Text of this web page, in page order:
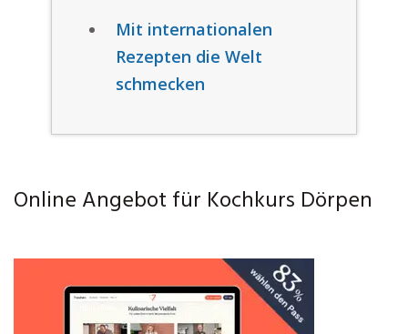
Mit internationalen
Rezepten die Welt
schmecken
Online Angebot für Kochkurs Dörpen